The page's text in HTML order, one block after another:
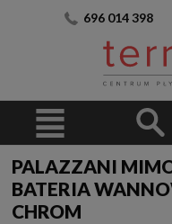
696 014 398
PALAZZANI
BATERIA
CHROM